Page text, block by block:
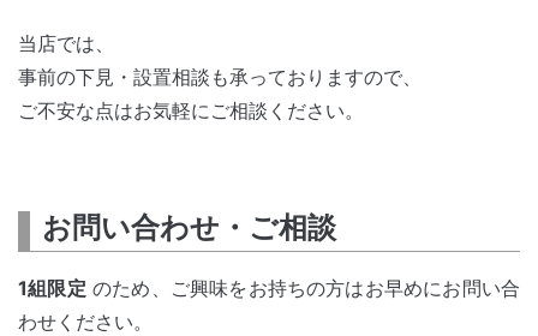
当店では、
事前の下見・設置相談も承っておりますので、
ご不安な点はお気軽にご相談ください。
お問い合わせ・ご相談
1組限定 のため、ご興味をお持ちの方はお早めにお問い合
わせください。